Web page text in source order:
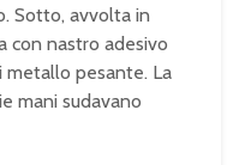
Sotto, avvolta in
con nastro adesivo
metallo pesante. La
mani sudavano